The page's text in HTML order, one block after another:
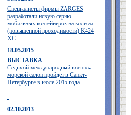
Специалисты фирмы ZARGES
разработали новую серию
мобильных контейнеров на колесах
(повышенной проходимости) K424
XC
18.05.2015
ВЫСТАВКА
Седьмой международный военно-
морской салон пройдет в Санкт-
Петербурге в июле 2015 года
02.10.2013